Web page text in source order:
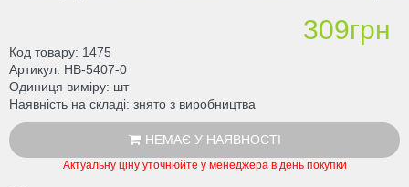
309грн
Код товару 1475
Артикул HB-5407-0
Одиниця виміру шт
Наявність на складі знято з виробництва
НЕМАЄ У НАЯВНОСТІ
Актуальну ціну уточнюйте у менеджера в день покупки